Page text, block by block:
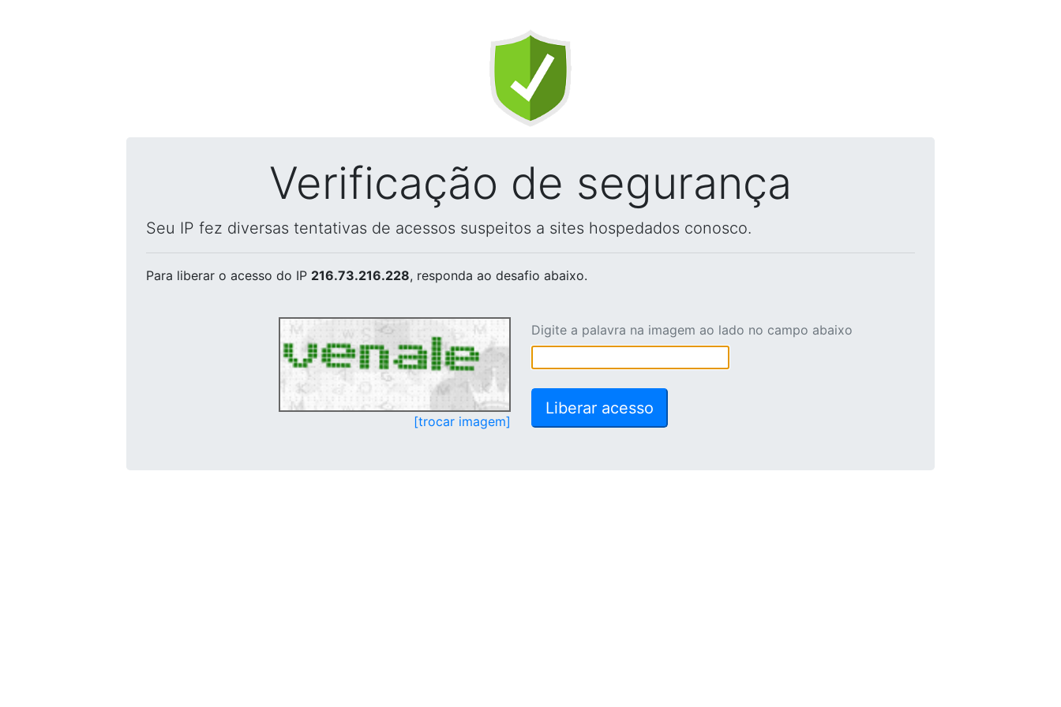
Verificação de segurança
Seu IP fez diversas tentativas de acessos suspeitos a sites hospedados conosco.
Para liberar o acesso do IP 216.73.216.228, responda ao desafio abaixo.
[trocar imagem]
Digite a palavra na imagem ao lado no campo abaixo